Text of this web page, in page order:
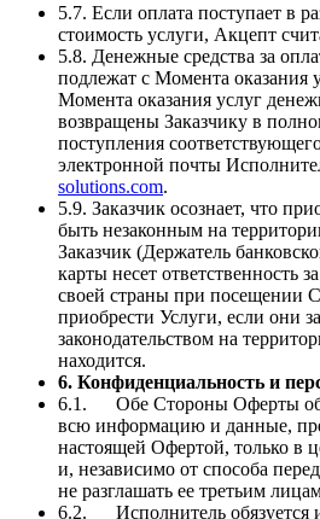
5.7. Если оплата поступает в
стоимость услуги, Акцепт
5.8. Денежные средства за
подлежат с Момента оказания
Момента оказания услуг
возвращены Заказчику в
поступления
электронной почты
solutions.com.
5.9. Заказчик осознает, что
быть незаконным на
Заказчик (Держатель
карты несет ответственность
своей страны при посещении
приобрести Услуги, если они
законодательством на
находится.
6. Конфиденциальность и
6.1. Обе Стороны Оферты
всю информацию и данные,
настоящей Офертой, только в
и, независимо от способа
не разглашать ее третьим
6.2. Исполнитель обязуется